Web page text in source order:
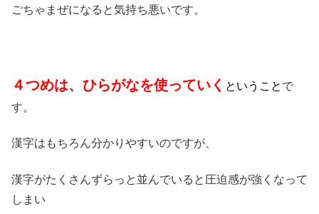
ごちゃまぜになると気持ち悪いです。
４つめは、ひらがなを使っていく ということ で
す。
漢字はもちろん分かりやすいのですが、
漢字がたくさんずらっと並んでいると圧迫感が強くなって
しまい